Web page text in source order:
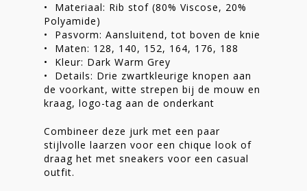
• Materiaal: Rib stof (80% Viscose, 20%
Polyamide)
• Pasvorm: Aansluitend, tot boven de knie
• Maten: 128, 140, 152, 164, 176, 188
• Kleur: Dark Warm Grey
• Details: Drie zwartkleurige knopen aan
de voorkant, witte strepen bij de mouw en
kraag, logo-tag aan de onderkant
Combineer deze jurk met een paar
stijlvolle laarzen voor een chique look of
draag het met sneakers voor een casual
outfit.